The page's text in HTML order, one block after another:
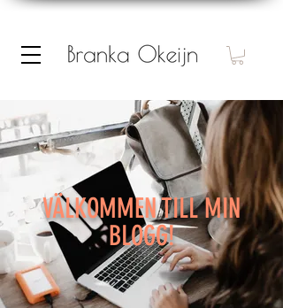
VÄLKOMMEN TILL MIN
BLOGG!